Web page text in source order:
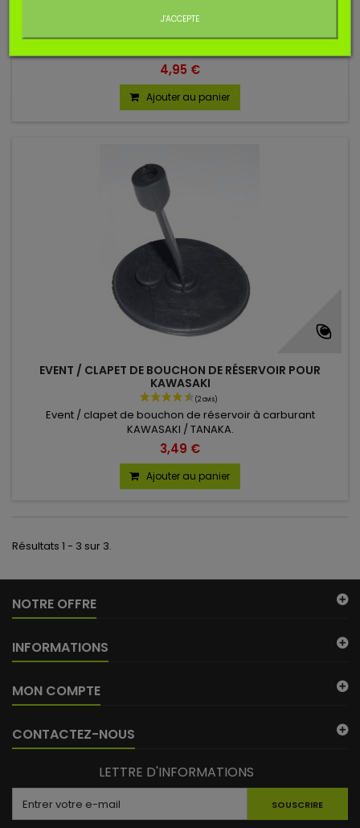
Event de mise à l'air pour réservoir à carburant pour
4,95 €
Ajouter au panier
EVENT / CLAPET DE BOUCHON DE RÉSERVOIR POUR
KAWASAKI
Event / clapet de bouchon de réservoir à carburant
KAWASAKI / TANAKA.
3,49 €
Ajouter au panier
Résultats 1 - 3 sur 3.
NOTRE OFFRE
INFORMATIONS
MON COMPTE
CONTACTEZ-NOUS
LETTRE D'INFORMATIONS
SOUSCRIRE
J'ACCEPTE